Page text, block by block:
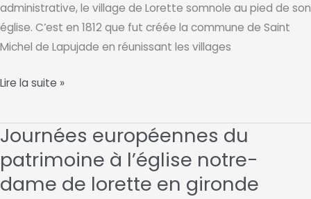
administrative, le village de Lorette somnole au pied de son
église. C’est en 1812 que fut créée la commune de Saint
Michel de Lapujade en réunissant les villages
Le
de
Lorette
Lire la suite »
Journées européennes du
patrimoine à l’église notre-
dame de lorette en gironde